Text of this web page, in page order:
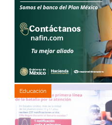
Educación